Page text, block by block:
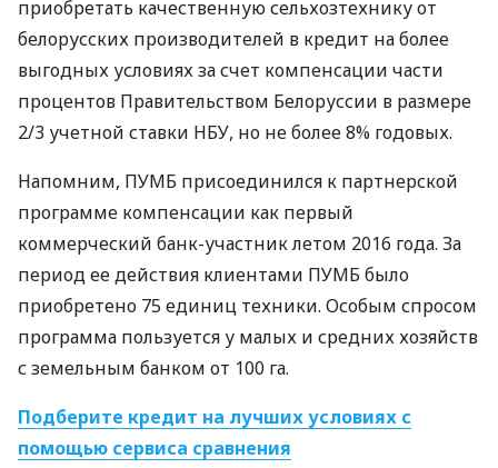
приобретать качественную сельхозтехнику от
белорусских производителей в кредит на более
выгодных условиях за счет компенсации части
процентов Правительством Белоруссии в размере
2/3 учетной ставки НБУ, но не более 8% годовых.
Напомним, ПУМБ присоединился к партнерской
программе компенсации как первый
коммерческий банк-участник летом 2016 года. За
период ее действия клиентами ПУМБбыло
приобретено 75 единиц техники. Особым спросом
программа пользуется у малых и средних хозяйств
с земельным банком от 100 га.
Подберите кредит на лучших условиях с
помощью сервиса сравнения